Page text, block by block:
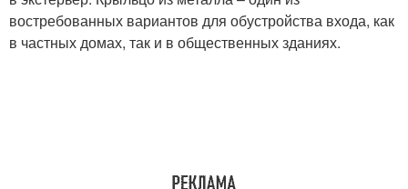
востребованных вариантов для обустройства входа, как
в частных домах, так и в общественных зданиях.